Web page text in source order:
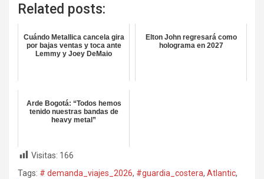
Related posts:
Cuándo Metallica cancela gira
por bajas ventas y toca ante
Lemmy y Joey DeMaio
Elton John regresará como
holograma en 2027
Arde Bogotá: “Todos hemos
tenido nuestras bandas de
heavy metal”
Visitas: 166
Tags: # demanda_viajes_2026, #guardia_costera, Atlantic,